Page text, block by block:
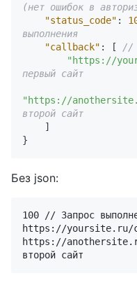
(нет ошибок в
"status_code" :
выполнения
"callback" : [
//
"https://
первый сайт
"https://
второй сайт
]
}
Без json:
100 // Запрос
https://yoursite.ru/
https://